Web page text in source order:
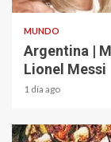
MUNDO
Argentina |
Lionel Messi
1 día ago